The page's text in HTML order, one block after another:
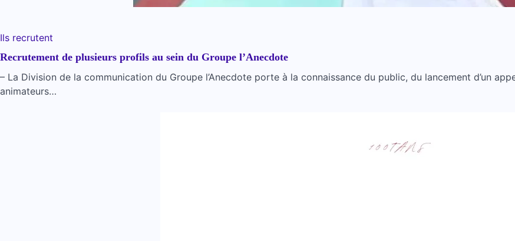
Ils recrutent
Recrutement de plusieurs profils au sein du Groupe l’Anecdote
– La Division de la communication du Groupe l’Anecdote porte à la connaissance du public, du lancement d’un
animateurs…